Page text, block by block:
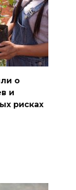
о
и
рисках